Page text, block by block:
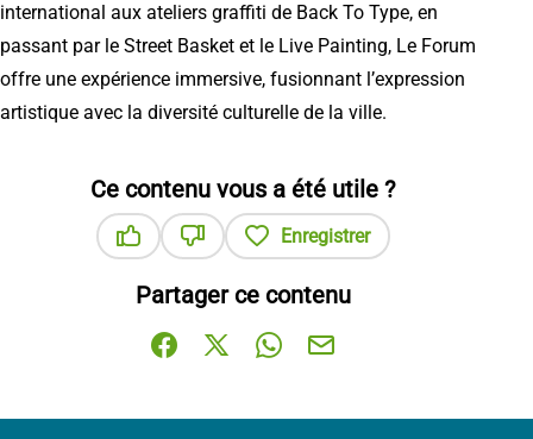
international aux ateliers graffiti de Back To Type, en
passant par le Street Basket et le Live Painting, Le Forum
offre une expérience immersive, fusionnant l’expression
artistique avec la diversité culturelle de la ville.
Ce contenu vous a été utile ?
Enregistrer
Partager ce contenu
Partager sur Facebook (nouvelle fenêtre)
Partager sur X / Twitter (nouvelle
Partager sur WhatsApp
Partager par mail